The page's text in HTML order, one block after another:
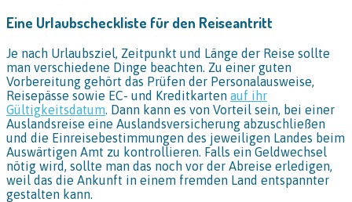
Eine Urlaubscheckliste für den Reiseantritt
Je nach Urlaubsziel, Zeitpunkt und Länge der Reise sollte
man verschiedene Dinge beachten. Zu einer guten
Vorbereitung gehört das Prüfen der Personalausweise,
Reisepässe sowie EC- und Kreditkarten auf ihr
Gültigkeitsdatum. Dann kann es von Vorteil sein, bei einer
Auslandsreise eine Auslandsversicherung abzuschließen
und die Einreisebestimmungen des jeweiligen Landes beim
Auswärtigen Amt zu kontrollieren. Falls ein Geldwechsel
nötig wird, sollte man das noch vor der Abreise erledigen,
weil das die Ankunft in einem fremden Land entspannter
gestalten kann.